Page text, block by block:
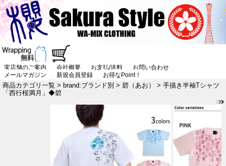
実店舗のご案内 会社概要 お支払/送料
お問い合わせ
メールマガジン
新規会員登録 お得なPoint！
商品カテゴリ一覧 > brand:ブランド別 > 碧（あお）
> 手描き半袖Tシャツ
「西行桜満月」◆碧